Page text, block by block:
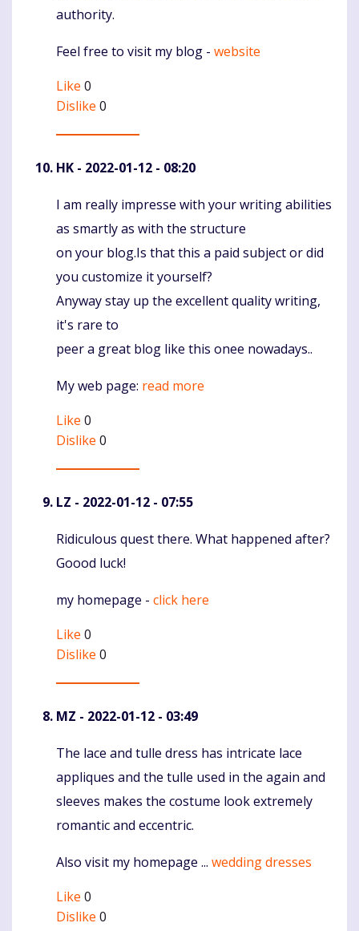
authority.
Feel free to visit my blog - website
Like 0
Dislike 0
HK - 2022-01-12 - 08:20
Komentaras
I am really impresse with your writing abilities
as smartly as with the structure
on your blog.Is that this a paid subject or did
you customize it yourself?
Anyway stay up the excellent quality writing,
it's rare to
peer a great blog like this onee nowadays..
My web page: read more
Like 0
Dislike 0
LZ - 2022-01-12 - 07:55
Komentaras
Ridiculous quest there. What happened after?
Goood luck!
my homepage - click here
Like 0
Dislike 0
MZ - 2022-01-12 - 03:49
Komentaras
The lace and tulle dress has intricate lace
appliques and the tulle used in the again and
sleeves makes the costume look extremely
romantic and eccentric.
Also visit my homepage ... wedding dresses
Like 0
Dislike 0